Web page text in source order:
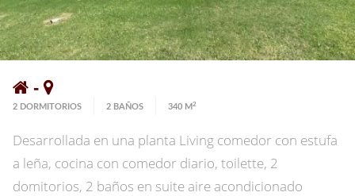
madera 347 m2 de terreno * Permuta * Financia
Consultenos!
-
2 DORMITORIOS 2 BAÑOS 340 M 2
Desarrollada en una planta Living comedor con estufa
a leña, cocina con comedor diario, toilette, 2
domitorios, 2 baños en suite aire acondicionado